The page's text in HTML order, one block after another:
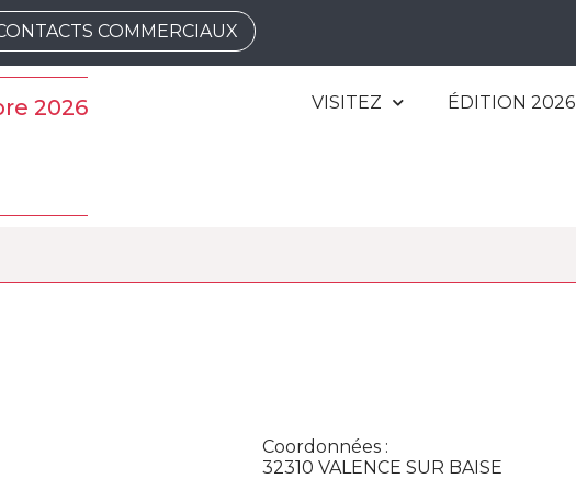
COMMERCIAUX
2026 VISITEZ ÉDITION 2026
Coordonnées :
32310 VALENCE SUR BAISE